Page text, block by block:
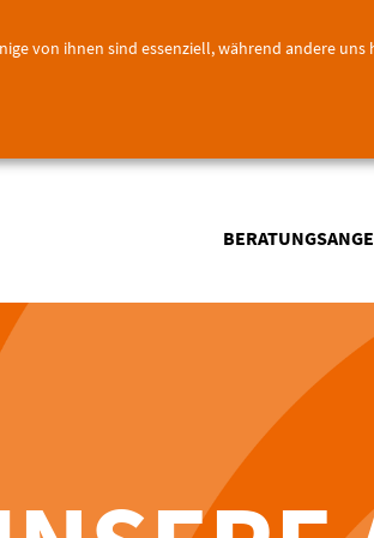
von ihnen sind essenziell, während andere